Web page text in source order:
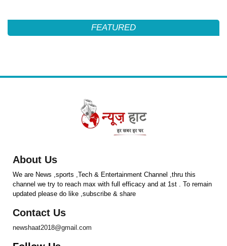
FEATURED
About Us
We are News ,sports ,Tech & Entertainment Channel ,thru this
channel we try to reach max with full efficacy and at 1st . To remain
updated please do like ,subscribe & share
Contact Us
newshaat2018@gmail.com